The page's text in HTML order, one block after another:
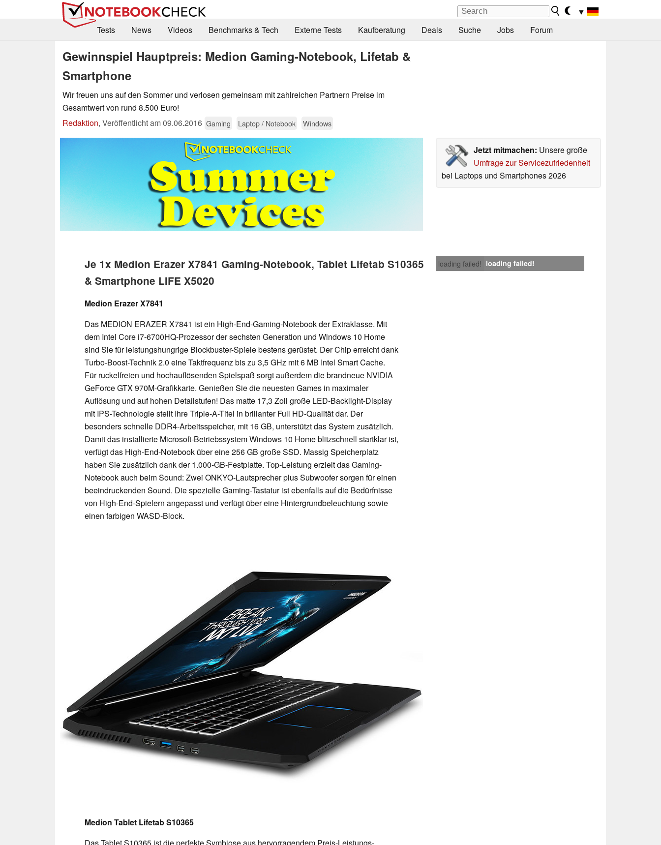
▼
Tests
News Videos Benchmarks & Tech Externe Tests Kaufberatung Deals Suche Jobs Forum
Gewinnspiel Hauptpreis: Medion Gaming-Notebook, Lifetab &
Smartphone
Wir freuen uns auf den Sommer und verlosen gemeinsam mit zahlreichen Partnern Preise im
Gesamtwert von rund 8.500 Euro!
Redaktion, Veröffentlicht am09.06.2016 Gaming Laptop / Notebook Windows
Jetzt mitmachen: Unsere große
Umfrage zur Servicezufriedenheit
bei Laptops und Smartphones 2026
loading failed! loading failed!
Je 1x Medion Erazer X7841 Gaming-Notebook, Tablet Lifetab S10365
& Smartphone LIFE X5020
Medion Erazer X7841
Das MEDION ERAZER X7841 ist ein High-End-Gaming-Notebook der Extraklasse. Mit
dem Intel Core i7-6700HQ-Prozessor der sechsten Generation und Windows 10 Home
sind Sie für leistungshungrige Blockbuster-Spiele bestens gerüstet. Der Chip erreicht dank
Turbo-Boost-Technik 2.0 eine Taktfrequenz bis zu 3,5 GHz mit 6 MB Intel Smart Cache.
Für ruckelfreien und hochauflösenden Spielspaß sorgt außerdem die brandneue NVIDIA
GeForce GTX 970M-Grafikkarte. Genießen Sie die neuesten Games in maximaler
Auflösung und auf hohen Detailstufen! Das matte 17,3 Zoll große LED-Backlight-Display
mit IPS-Technologie stellt Ihre Triple-A-Titel in brillanter Full HD-Qualität dar. Der
besonders schnelle DDR4-Arbeitsspeicher, mit 16 GB, unterstützt das System zusätzlich.
Damit das installierte Microsoft-Betriebssystem Windows 10 Home blitzschnell startklar ist,
verfügt das High-End-Notebook über eine 256 GB große SSD. Massig Speicherplatz
haben Sie zusätzlich dank der 1.000-GB-Festplatte. Top-Leistung erzielt das Gaming-
Notebook auch beim Sound: Zwei ONKYO-Lautsprecher plus Subwoofer sorgen für einen
beeindruckenden Sound. Die spezielle Gaming-Tastatur ist ebenfalls auf die Bedürfnisse
von High-End-Spielern angepasst und verfügt über eine Hintergrundbeleuchtung sowie
einen farbigen WASD-Block.
Medion Tablet Lifetab S10365